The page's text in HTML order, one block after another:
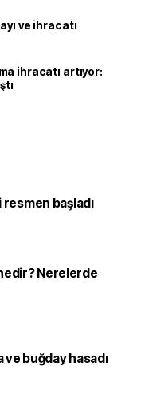
ve ihracatı
ihracatı artıyor:
başladı
Nerelerde
buğday hasadı